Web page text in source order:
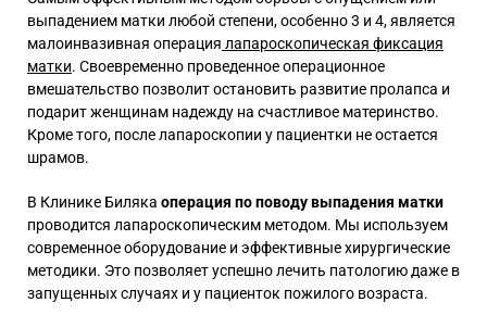
выпадением матки любой степени, особенно 3 и 4, является
малоинвазивная операция лапароскопическая фиксация
матки. Своевременно проведенное операционное
вмешательство позволит остановить развитие пролапса и
подарит женщинам надежду на счастливое материнство.
Кроме того, после лапароскопии у пациентки не остается
шрамов.
В Клинике Биляка операция по поводу выпадения матки
проводится лапароскопическим методом. Мы используем
современное оборудование и эффективные хирургические
методики. Это позволяет успешно лечить патологию даже в
запущенных случаях и у пациенток пожилого возраста.